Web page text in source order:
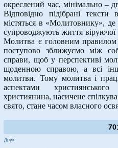
окреслений час, мінімально –
Відповідно підібрані
містяться в «Молитовнику»,
супроводжують життя
Молитва є головним
поступово зближуємо між
справи, щоб у перспективі
щоденною справою, а всі
молитви. Тому молитва і
аспектами
християнина, насичене
свято, стане часом власного
Друк